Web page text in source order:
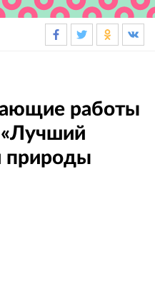
работы
природы